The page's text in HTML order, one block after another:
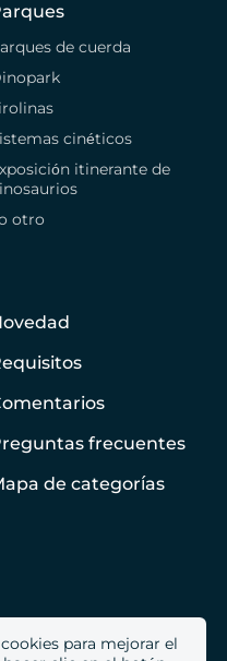
para mejorar el
de cuerda
cinéticos
itinerante de
otro
frecuentes
de categorías